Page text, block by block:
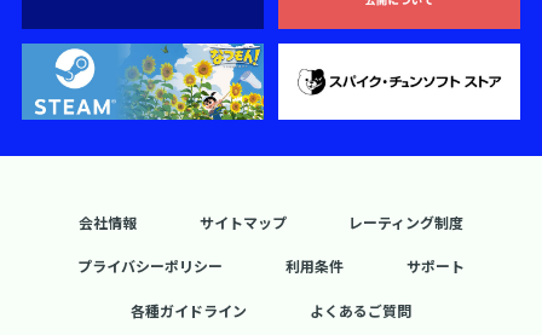
会社情報 サイトマップ レーティング制度
プライバシーポリシー 利用条件 サポート
各種ガイドライン よくあるご質問